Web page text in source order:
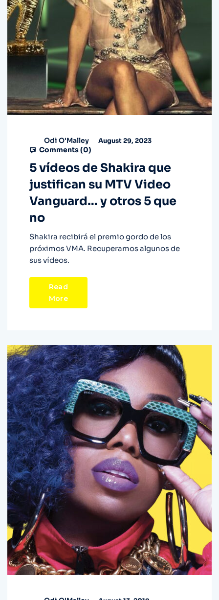
Odi O'Malley August 29, 2023
Comments (0)
5 vídeos de Shakira que
justifican su MTV Video
Vanguard… y otros 5 que
no
Shakira recibirá el premio gordo de los
próximos VMA. Recuperamos algunos de
sus vídeos.
Read
More